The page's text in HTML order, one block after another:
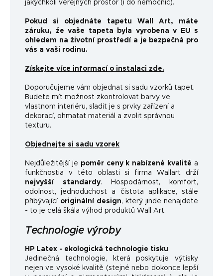
jakýchkoli veřejných prostor (i do nemocnic).
Pokud si objednáte tapetu Wall Art, máte
záruku, že vaše tapeta byla vyrobena v EU s
ohledem na životní prostředí a je bezpečná pro
vás a vaši rodinu.
Získejte více informací o instalaci zde.
Doporučujeme vám objednat si sadu vzorků tapet.
Budete mít možnost zkontrolovat barvy ve
vlastnom interiéru, sladit je s prvky zařízení a
dekorací, ohmatat materiál a zvolit správnou
texturu.
Objednejte si sadu vzorek
Nejdůležitější je poměr ceny k nabízené kvalitě a
funkčnostia v této oblasti si firma Wallart drží
nejvyšší standardy. Hospodárnost, komfort,
odolnost, jednoduchost a čistota aplikace, stále
přibývající originální design, který jinde nenajdete
- to je celá škála výhod produktů Wall Art.
Technologie výroby
HP Latex - ekologická technologie tisku
Jedinečná technologie, která poskytuje výtisky
nejen ve vysoké kvalitě (stejné nebo dokonce lepší